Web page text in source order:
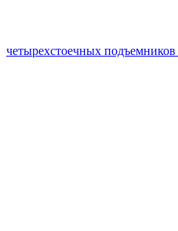
четырехстоечных подъемников